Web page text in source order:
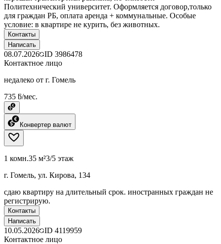
Политехнический университет. Оформляется договор,только
для граждан РБ, оплата аренда + коммунальные. Особые
условие: в квартире не курить, без животных.
Контакты
Написать
08.07.2026 ID 3986478
Контактное лицо
недалеко от г. Гомель
735 ƃ/мес.
Конвертер валют
1 комн.35 м²3/5 этаж
г. Гомель, ул. Кирова, 134
сдаю квартиру на длительный срок. иностранных граждан не
регистрирую.
Контакты
Написать
10.05.2026 ID 4119959
Контактное лицо